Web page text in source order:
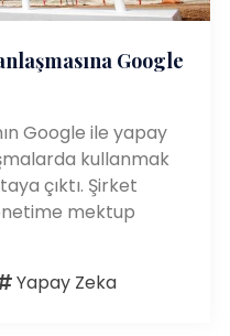
Google
Google ile yapay
kullanmak
çıktı. Şirket
mektup
Yapay Zeka